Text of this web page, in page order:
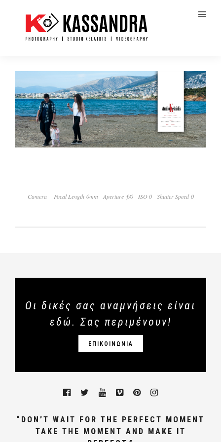
Camera Focal Length 0mm Aperture ƒ/0 ISO 0 Shutter Speed 0
Οι δικές σας αναμνήσεις είναι
εδώ. Σας περιμένουν!
ΕΠΙΚΟΙΝΩΝΙΑ
“DON’T WAIT FOR THE PERFECT MOMENT
TAKE THE MOMENT AND MAKE IT